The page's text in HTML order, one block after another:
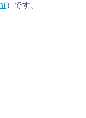
）です。